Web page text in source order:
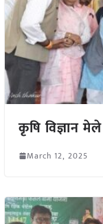
कृषि विज्ञान
March 12, 2025